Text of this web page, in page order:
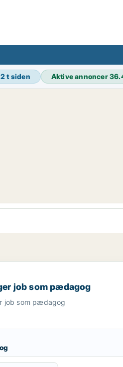
2 t siden Aktive annoncer
job som pædagog
job som pædagog
job som pædagog